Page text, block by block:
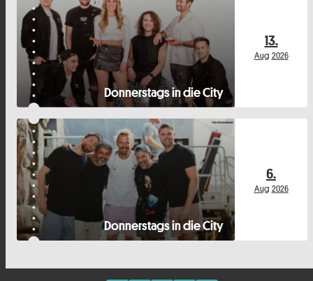
Donnerstags in die City
13.
Aug 2026
Donnerstags in die City
6.
Aug 2026